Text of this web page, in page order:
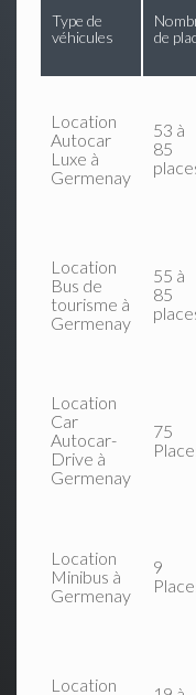
Type de
véhicules
de
Location
Autocar
Luxe à
Germenay
53 à
85
Location
Bus de
tourisme à
Germenay
55 à
85
Location
Car
Autocar-
Drive à
Germenay
75
Location
Minibus à
Germenay
9
Location